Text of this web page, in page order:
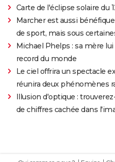
Carte de l'éclipse solaire du
Marcher est aussi
de sport, mais sous
Michael Phelps : sa mère
record du monde
Le ciel offrira un spectacle
réunira deux phénomènes
Illusion d'optique :
de chiffres cachée dans